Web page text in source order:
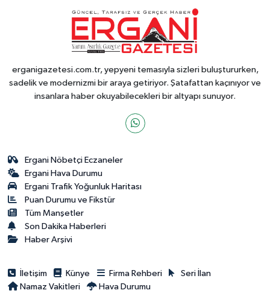
erganigazetesi.com.tr, yepyeni temasıyla sizleri buluştururken,
sadelik ve modernizmi bir araya getiriyor. Şatafattan kaçınıyor ve
insanlara haber okuyabilecekleri bir altyapı sunuyor.
Ergani Nöbetçi Eczaneler
Ergani Hava Durumu
Ergani Trafik Yoğunluk Haritası
Puan Durumu ve Fikstür
Tüm Manşetler
Son Dakika Haberleri
Haber Arşivi
İletişim Künye Firma Rehberi
Seri İlan
Namaz Vakitleri
Hava Durumu